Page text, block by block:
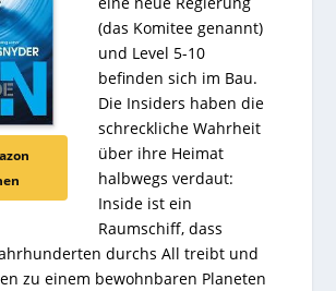
(das Komitee genannt)
und Level 5-10
befinden sich im Bau.
Die Insiders haben die
schreckliche Wahrheit
über ihre Heimat
halbwegs verdaut:
Inside ist ein
Raumschiff, dass
durchs All treibt und
zu einem bewohnbaren Planeten